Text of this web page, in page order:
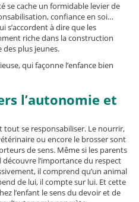
se cache un formidable levier de
confiance en soi…
s’accordent à dire que les
riche dans la construction
plus jeunes.
qui façonne l’enfance bien
l’autonomie et
tout se responsabiliser. Le nourrir,
ou encore le brosser sont
de sens. Même si les parents
découvre l’importance du respect
il comprend qu’un animal
de lui, il compte sur lui. Et cette
l’enfant le sens du devoir et de